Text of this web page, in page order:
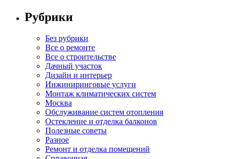
Рубрики
Без рубрики
Все о ремонте
Все о строительстве
Дачный участок
Дизайн и интерьер
Инжиниринговые услуги
Монтаж климатических систем
Москва
Обслуживание систем отопления
Остекление и отделка балконов
Полезные советы
Разное
Ремонт и отделка помещений